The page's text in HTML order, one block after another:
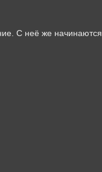
С неё же начинаются